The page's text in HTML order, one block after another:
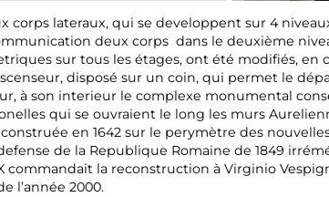
lateraux, qui se developpent sur 4
deux corps dans le deuxième
sur tous les étages, ont été modifiés, en
disposé sur un coin, qui permet le
à son interieur le complexe monumental
qui se ouvraient le long les murs
en 1642 sur le perymètre des
de la Republique Romaine de 1849
commandait la reconstruction à Virginio
l’année 2000.